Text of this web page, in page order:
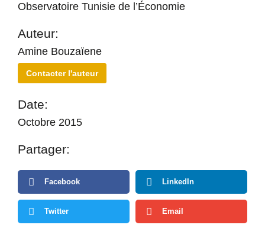
Observatoire Tunisie de l’Économie
Auteur:
Amine Bouzaïene
Contacter l'auteur
Date:
Octobre 2015
Partager:
Facebook LinkedIn
Twitter Email